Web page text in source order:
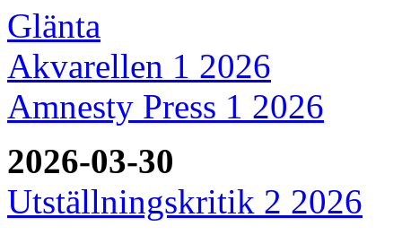
Glänta
Akvarellen 1 2026
Amnesty Press 1 2026
2026-03-30
Utställningskritik 2 2026